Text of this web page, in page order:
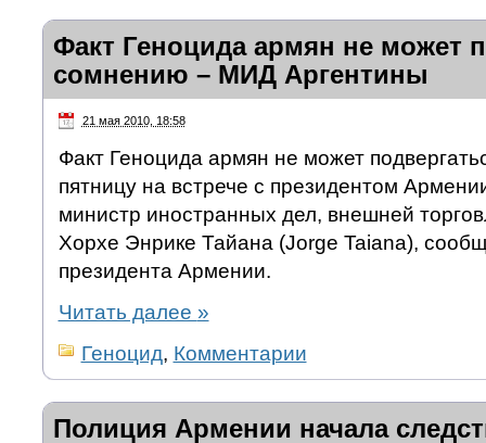
Факт Геноцида армян не может
сомнению – МИД Аргентины
21 мая 2010, 18:58
Факт Геноцида армян не может
пятницу на встрече с президентом
министр иностранных дел, внешней
Хорхе Энрике Тайана (Jorge Taiana),
президента Армении.
Читать далее »
Геноцид, Комментарии
Полиция Армении начала